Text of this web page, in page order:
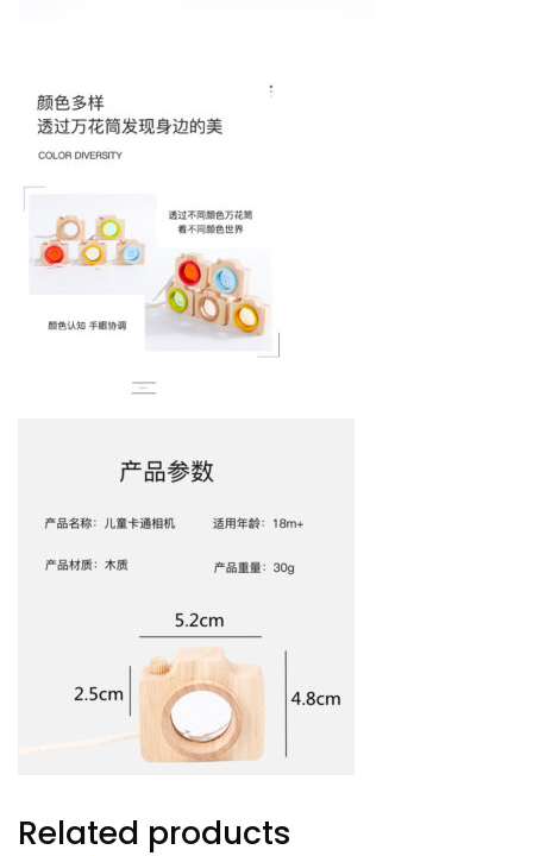
Related products